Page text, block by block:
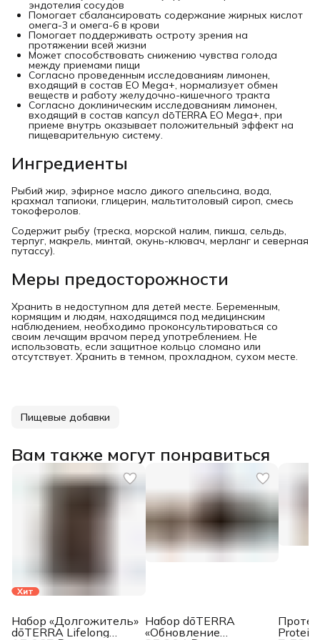
эндотелия сосудов
Помогает сбалансировать содержание жирных кислот
омега-3 и омега-6 в крови
Помогает поддерживать остроту зрения на
протяжении всей жизни
Может способствовать снижению чувства голода
между приемами пищи
Согласно проведенным исследованиям лимонен,
входящий в состав EO Mega+, нормализует обмен
веществ и работу желудочно-кишечного тракта
Согласно доклиническим исследованиям лимонен,
входящий в состав капсул dōTERRA EO Mega+, при
приеме внутрь оказывает положительный эффект на
пищеварительную систему.
Ингредиенты
Рыбий жир, эфирное масло дикого апельсина, вода,
крахмал тапиоки, глицерин, мальтитоловый сироп, смесь
токоферолов.
Содержит рыбу (треска, морской налим, пикша, сельдь,
терпуг, макрель, минтай, окунь-клювач, мерланг и северная
путассу).
Меры предосторожности
Хранить в недоступном для детей месте. Беременным,
кормящим и людям, находящимся под медицинским
наблюдением, необходимо проконсультироваться со
своим лечащим врачом перед употреблением. Не
использовать, если защитное кольцо сломано или
отсутствует. Хранить в темном, прохладном, сухом месте.
Пищевые добавки
Вам также могут понравиться
Хит
Набор «Долгожитель»
dōTERRA Lifelong
Набор dōTERRA
«Обновление